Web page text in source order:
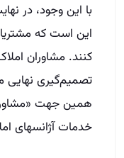
با این وجود، در
این است که
کنند. مشاوران
تصمیم‌گیری نهایی
همین جهت
خدمات آژانس­های